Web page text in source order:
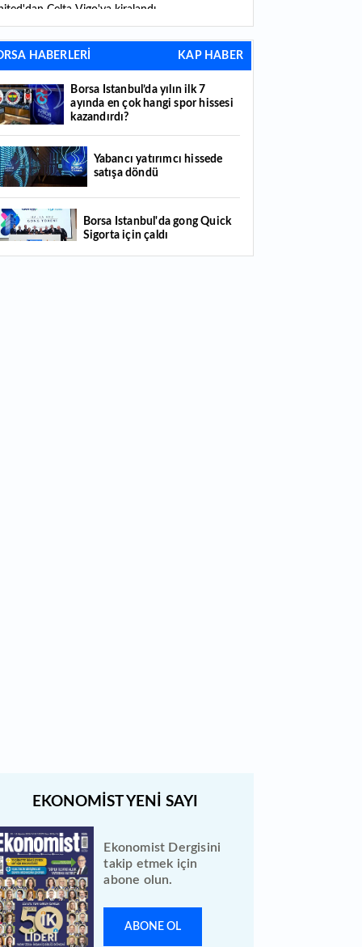
Celta Vigo'ya kiralandı
Borsa İstanbul’da yılın ilk 7 ayında en çok
spor hissesi kazandırdı?
Hafta içi memur, hafta sonu üretici:
merakını markaya dönüştürdü
malikane satışa çıktı: Fiyatı görenler şaşırıyor
Teknoloji devine ağır darbe: ABD'de
ruh sağlığını bozmaktan toplamda
1 milyar dolarlık ceza
Bu meyve üreticiye yeni kazanç kapısı
Her parçası ekonomiye kazandırılıyor
HABERLERİ KAP HABER
Borsa İstanbul’da yılın ilk 7
ayında en çok hangi spor hissesi
kazandırdı?
Yabancı yatırımcı hissede
satışa döndü
Borsa İstanbul'da gong Quick
Sigorta için çaldı
Ekonomist Dergisini
takip etmek için
abone olun.
ABONE OL